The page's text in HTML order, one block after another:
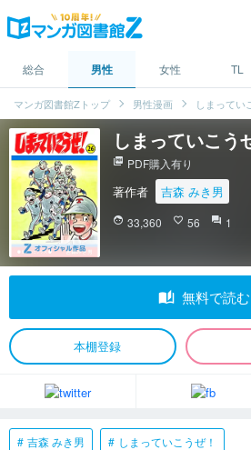
総合 男性 女性 TL
マンガ図書館Zトップ 男性漫画 しまってい
しまっていこう
picture_as_pdf PDF購入有り
著作者 吉森 みき男
face 33,360 favorite_border 56 question_answer 1
auto_stories 無料で読む
本棚登録
吉森 みき男 しまっていこうぜ！